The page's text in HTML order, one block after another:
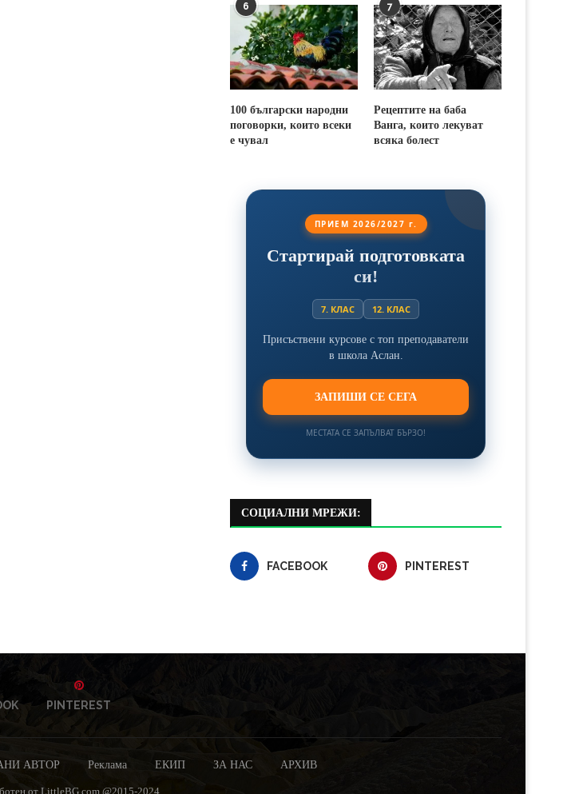
6
100 български народни
поговорки, които всеки
е чувал
7
Рецептите на баба
Ванга, които лекуват
всяка болест
ПРИЕМ 2026/2027 г.
Стартирай подготовката
си!
7. КЛАС 12. КЛАС
Присъствени курсове с топ преподаватели
в школа Аслан.
ЗАПИШИ СЕ СЕГА
МЕСТАТА СЕ ЗАПЪЛВАТ БЪРЗО!
СОЦИАЛНИ МРЕЖИ:
FACEBOOK PINTEREST
PINTEREST
АВТОР Реклама ЕКИП ЗА НАС АРХИВ
от LittleBG.com @2015-2024